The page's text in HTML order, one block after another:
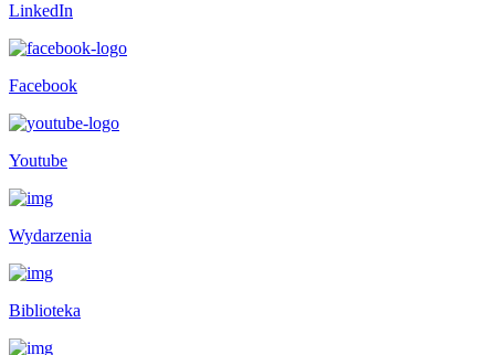
LinkedIn
Facebook
Youtube
Wydarzenia
Biblioteka